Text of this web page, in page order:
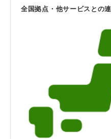
全国拠点・他サービスとの